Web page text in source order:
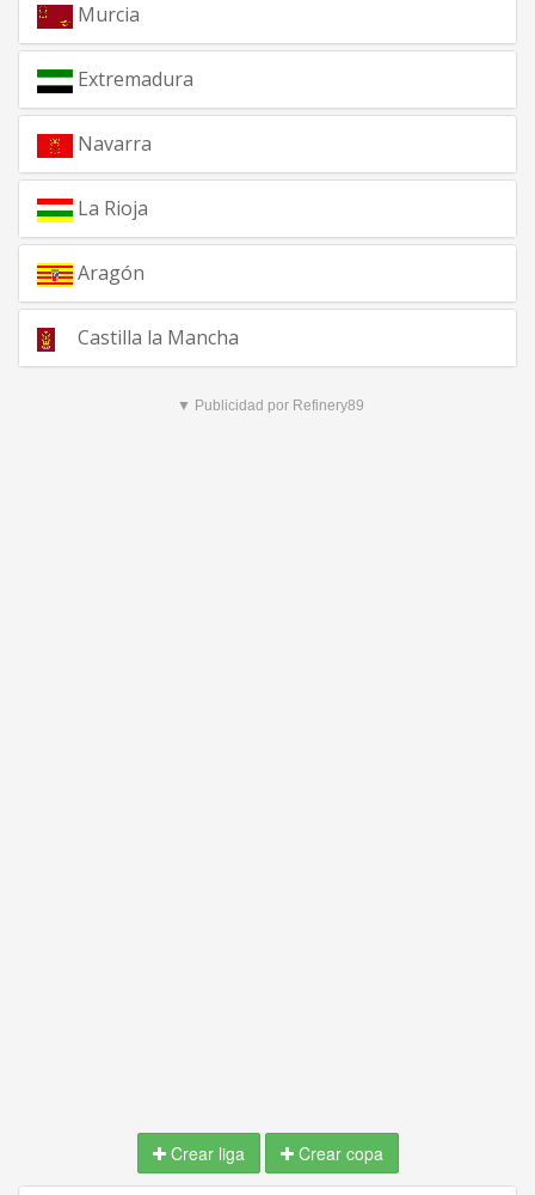
Murcia
Extremadura
Navarra
La Rioja
Aragón
Castilla la Mancha
▼ Publicidad por Refinery89
Crear liga Crear copa